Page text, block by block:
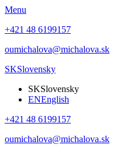
Menu
+421 48 6199157
oumichalova@michalova.sk
SKSlovensky
SKSlovensky
ENEnglish
+421 48 6199157
oumichalova@michalova.sk